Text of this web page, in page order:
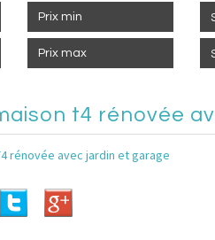
t4 rénovée
rénovée avec jardin et garage